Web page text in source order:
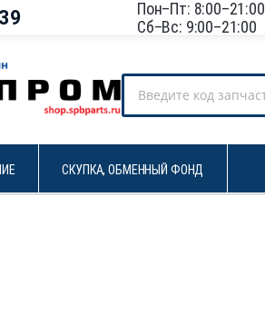
Пон–Пт: 8:00–21:00
Сб–Вс: 9:00–21:00
СКУПКА, ОБМЕННЫЙ ФОНД